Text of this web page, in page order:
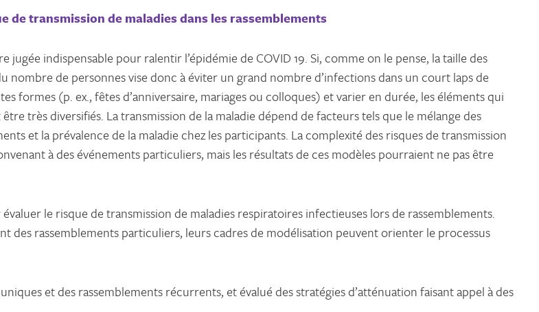
de transmission de maladies dans les rassemblements
indispensable pour ralentir l’épidémie de COVID 19. Si, comme on le pense, la taille des
de personnes vise donc à éviter un grand nombre d’infections dans un court laps de
formes (p. ex., fêtes d’anniversaire, mariages ou colloques) et varier en durée, les éléments qui
très diversifiés. La transmission de la maladie dépend de facteurs tels que le mélange des
et la prévalence de la maladie chez les participants. La complexité des risques de transmission
à des événements particuliers, mais les résultats de ces modèles pourraient ne pas être
le risque de transmission de maladies respiratoires infectieuses lors de rassemblements.
des rassemblements particuliers, leurs cadres de modélisation peuvent orienter le processus
et des rassemblements récurrents, et évalué des stratégies d’atténuation faisant appel à des